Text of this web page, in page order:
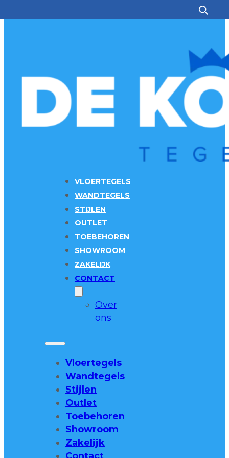
VLOERTEGELS
WANDTEGELS
STIJLEN
OUTLET
TOEBEHOREN
SHOWROOM
ZAKELIJK
CONTACT
Over
ons
Vloertegels
Wandtegels
Stijlen
Outlet
Toebehoren
Showroom
Zakelijk